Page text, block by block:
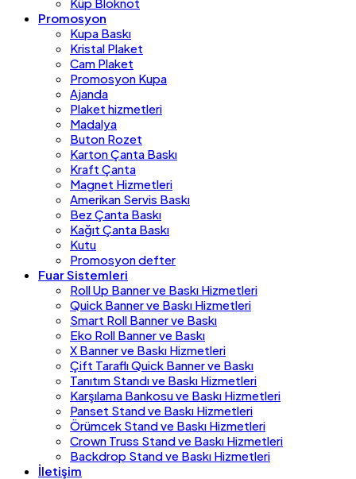
Promosyon
Kupa Baskı
Kristal Plaket
Cam Plaket
Promosyon Kupa
Ajanda
Plaket hizmetleri
Madalya
Buton Rozet
Karton Çanta Baskı
Kraft Çanta
Magnet Hizmetleri
Amerikan Servis Baskı
Bez Çanta Baskı
Kağıt Çanta Baskı
Kutu
Promosyon defter
Fuar Sistemleri
Roll Up Banner ve Baskı Hizmetleri
Quick Banner ve Baskı Hizmetleri
Smart Roll Banner ve Baskı
Eko Roll Banner ve Baskı
X Banner ve Baskı Hizmetleri
Çift Taraflı Quick Banner ve Baskı
Tanıtım Standı ve Baskı Hizmetleri
Karşılama Bankosu ve Baskı Hizmetleri
Panset Stand ve Baskı Hizmetleri
Örümcek Stand ve Baskı Hizmetleri
Crown Truss Stand ve Baskı Hizmetleri
Backdrop Stand ve Baskı Hizmetleri
İletişim